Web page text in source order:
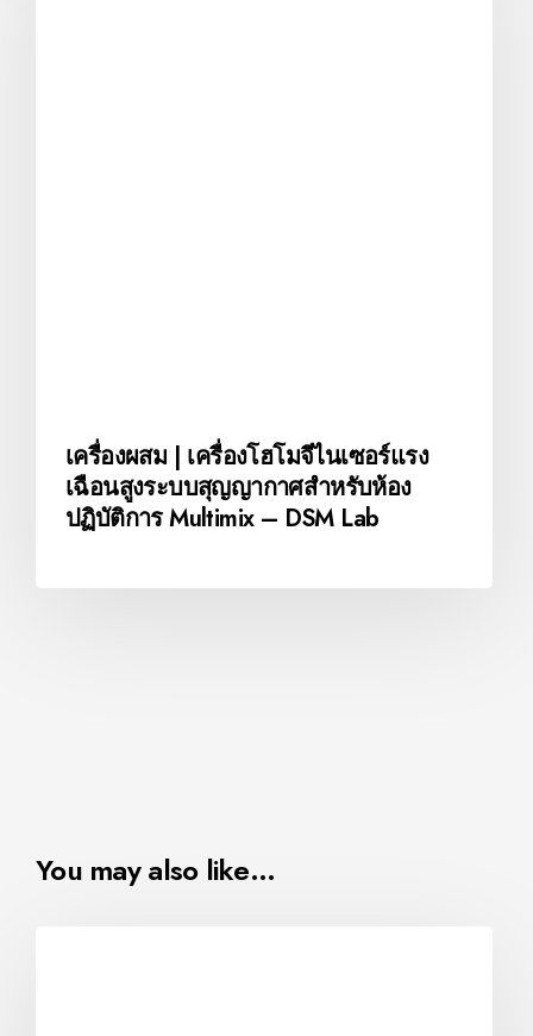
เครื่องผสม | เครื่องโฮโมจีไนเซอร์แรง
เฉือนสูงระบบสุญญากาศสำหรับห้อง
ปฏิบัติการ Multimix – DSM Lab
You may also like…